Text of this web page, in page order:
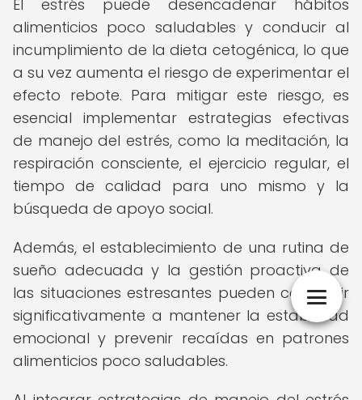
El estrés puede desencadenar hábitos
alimenticios poco saludables y conducir al
incumplimiento de la dieta cetogénica, lo que
a su vez aumenta el riesgo de experimentar el
efecto rebote. Para mitigar este riesgo, es
esencial implementar estrategias efectivas
de manejo del estrés, como la meditación, la
respiración consciente, el ejercicio regular, el
tiempo de calidad para uno mismo y la
búsqueda de apoyo social.
Además, el establecimiento de una rutina de
sueño adecuada y la gestión proactiva de
las situaciones estresantes pueden contribuir
significativamente a mantener la estabilidad
emocional y prevenir recaídas en patrones
alimenticios poco saludables.